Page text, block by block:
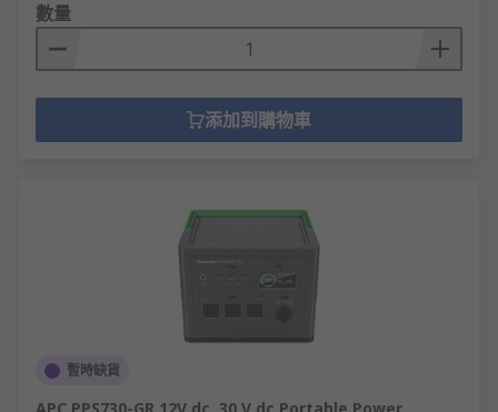
數量
添加到購物車
暫時缺貨